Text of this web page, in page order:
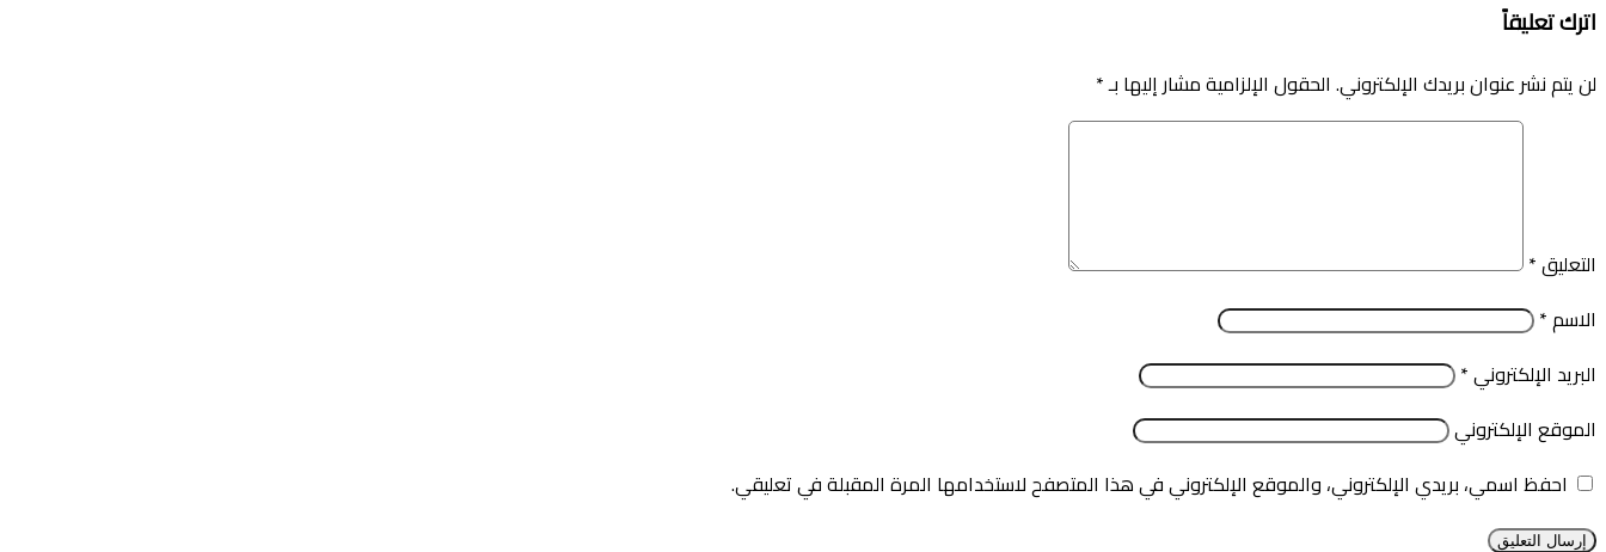
اترك تعليقاً
لن يتم نشر عنوان بريدك الإلكتروني. الحقول الإلزامية مشار إليها بـ*
التعليق*
الاسم*
البريد الإلكتروني*
الموقع الإلكتروني
احفظ اسمي، بريدي الإلكتروني، والموقع الإلكتروني في هذا المتصفح لاستخدامها المرة المقبلة في تعليقي.